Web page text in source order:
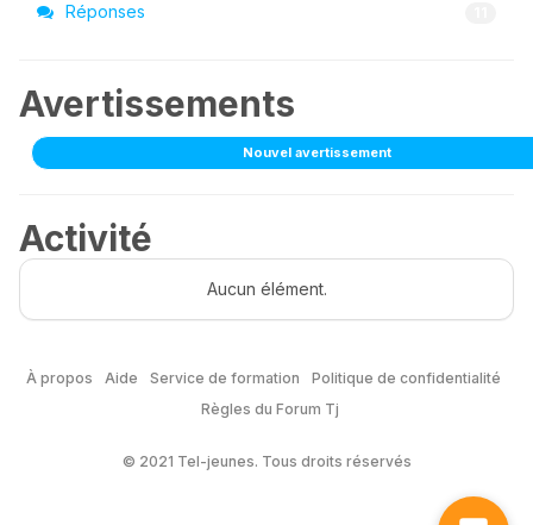
Réponses
Avertissements
Nouvel avertissement
Activité
Aucun élément.
À propos Aide Service de formation
Politique de confidentialité
Règles du Forum Tj
© 2021 Tel-jeunes. Tous droits réservés